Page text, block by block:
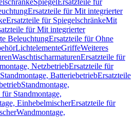
Spiegel Ersatzteile für
Ersatzteile für Mit integrierter
Ersatzteile für SpiegelschränkeMit
für Mit integrierter
BeleuchtungErsatzteile für Ohne
LichtelementeGriffeWeiteres
WaschtischarmaturenErsatzteile für
NetzbetriebErsatzteile für
Standmontage, BatteriebetriebErsatzteile
Standmontage,
Standmontage,
EinhebelmischerErsatzteile für
Wandmontage,